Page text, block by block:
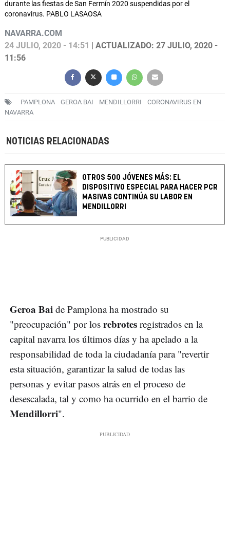
durante las fiestas de San Fermín 2020 suspendidas por el
coronavirus. PABLO LASAOSA
NAVARRA.COM
24 JULIO, 2020 - 14:51
| ACTUALIZADO: 27 JULIO, 2020 -
11:56
PAMPLONA GEROA BAI MENDILLORRI
CORONAVIRUS EN
NAVARRA
NOTICIAS RELACIONADAS
OTROS 500 JÓVENES MÁS: EL
DISPOSITIVO ESPECIAL PARA HACER PCR
MASIVAS CONTINÚA SU LABOR EN
MENDILLORRI
Geroa Bai de Pamplona ha mostrado su
"preocupación" por los rebrotes registrados en la
capital navarra los últimos días y ha apelado a la
responsabilidad de toda la ciudadanía para "revertir
esta situación, garantizar la salud de todas las
personas y evitar pasos atrás en el proceso de
desescalada, tal y como ha ocurrido en el barrio de
Mendillorri".